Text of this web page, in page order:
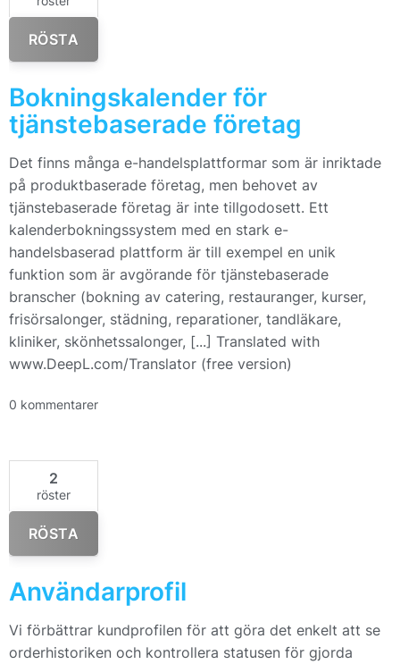
RÖSTA
Bokningskalender för
tjänstebaserade företag
Det finns många e-handelsplattformar som är inriktade
på produktbaserade företag, men behovet av
tjänstebaserade företag är inte tillgodosett. Ett
kalenderbokningssystem med en stark e-
handelsbaserad plattform är till exempel en unik
funktion som är avgörande för tjänstebaserade
branscher (bokning av catering, restauranger, kurser,
frisörsalonger, städning, reparationer, tandläkare,
kliniker, skönhetssalonger, [...] Translated with
www.DeepL.com/Translator (free version)
0 kommentarer
2
röster
RÖSTA
Användarprofil
Vi förbättrar kundprofilen för att göra det enkelt att se
orderhistoriken och kontrollera statusen för gjorda